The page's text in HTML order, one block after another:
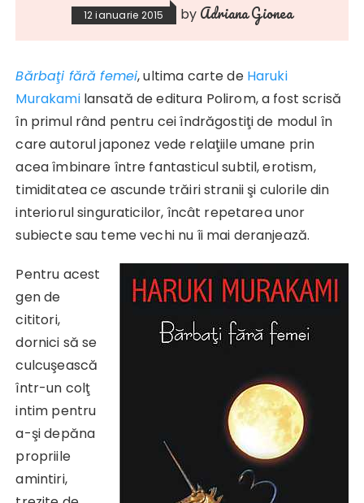
12 ianuarie 2015 by Adriana Gionea
Bărbaţi fără femei, ultima carte de Haruki
Murakami lansată de editura Polirom, a fost scrisă
în primul rând pentru cei îndrăgostiţi de modul în
care autorul japonez vede relaţiile umane prin
acea îmbinare între fantasticul subtil, erotism,
timiditatea ce ascunde trăiri stranii şi culorile din
interiorul singuraticilor, încât repetarea unor
subiecte sau teme vechi nu îi mai deranjează.
Pentru acest
gen de
cititori,
dornici să se
culcuşească
într-un colţ
intim pentru
a-şi depăna
propriile
amintiri,